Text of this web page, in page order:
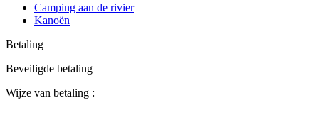
Camping aan de rivier
Kanoën
Betaling
Beveiligde betaling
Wijze van betaling :